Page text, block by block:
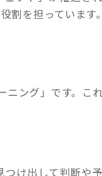
を担っています。
ニング」です。こ
け出して判断や